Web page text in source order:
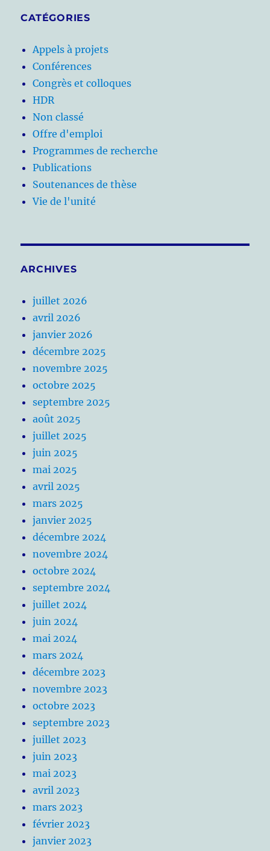
CATÉGORIES
Appels à projets
Conférences
Congrès et colloques
HDR
Non classé
Offre d'emploi
Programmes de recherche
Publications
Soutenances de thèse
Vie de l'unité
ARCHIVES
juillet 2026
avril 2026
janvier 2026
décembre 2025
novembre 2025
octobre 2025
septembre 2025
août 2025
juillet 2025
juin 2025
mai 2025
avril 2025
mars 2025
janvier 2025
décembre 2024
novembre 2024
octobre 2024
septembre 2024
juillet 2024
juin 2024
mai 2024
mars 2024
décembre 2023
novembre 2023
octobre 2023
septembre 2023
juillet 2023
juin 2023
mai 2023
avril 2023
mars 2023
février 2023
janvier 2023